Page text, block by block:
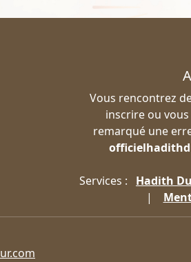
Vous rencontrez
inscrire ou
remarqué une
Services : Hadith
|